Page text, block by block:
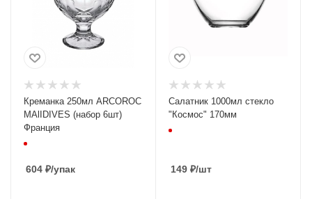
Креманка 250мл ARCOROC
MAlIDIVES (набор 6шт)
Франция
604 ₽/упак
Салатник 1000мл стекло
"Космос" 170мм
149 ₽/шт